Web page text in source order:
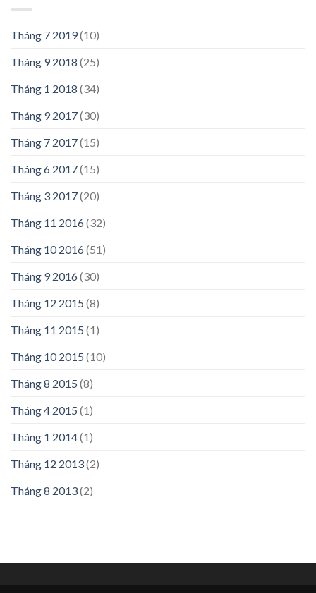
Tháng 7 2019(10)
Tháng 9 2018 (25)
Tháng 1 2018 (34)
Tháng 9 2017(30)
Tháng 7 2017(15)
Tháng 6 2017(15)
Tháng 3 2017(20)
Tháng 11 2016(32)
Tháng 10 2016(51)
Tháng 9 2016(30)
Tháng 12 2015 (8)
Tháng 11 2015 (1)
Tháng 10 2015 (10)
Tháng 8 2015 (8)
Tháng 4 2015 (1)
Tháng 1 2014(1)
Tháng 12 2013(2)
Tháng 8 2013(2)